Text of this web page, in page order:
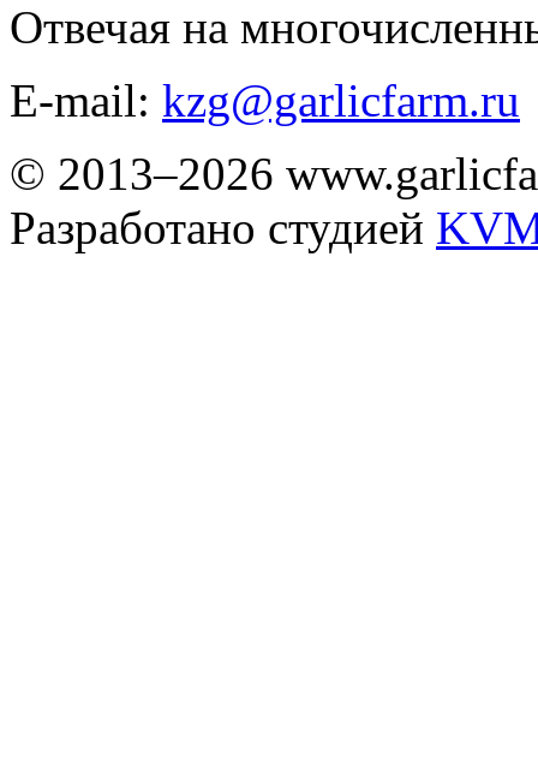
Отвечая на
E-mail: kzg@garlicfarm.ru
© 2013–2026
Разработано студией